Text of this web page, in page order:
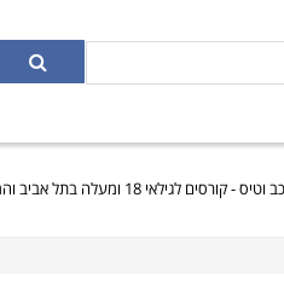
לגילאי 18 ומעלה בתל אביב והמרכז